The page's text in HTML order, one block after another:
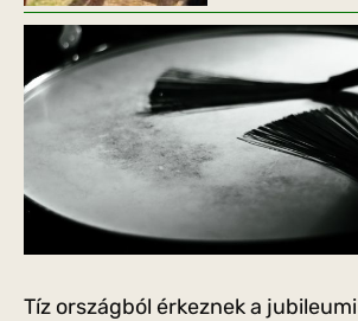
Tíz országból érkeznek a jubileumi